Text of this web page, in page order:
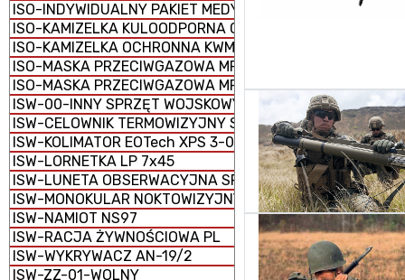
ISO-INDYWIDUALNY PAKIET MEDYCZNY IPMED 45 WP
ISO-KAMIZELKA KULOODPORNA GRYF PLATE CARRIER
ISO-KAMIZELKA OCHRONNA KWM-02
ISO-MASKA PRZECIWGAZOWA MP-5
ISO-MASKA PRZECIWGAZOWA MP-6
ISW-00-INNY SPRZĘT WOJSKOWY
ISW-CELOWNIK TERMOWIZYJNY SCT-RUBIN
ISW-KOLIMATOR EOTech XPS 3-0
ISW-LORNETKA LP 7x45
ISW-LUNETA OBSERWACYJNA SPOTTER 60
ISW-MONOKULAR NOKTOWIZYJNY MU-3M KOLIBER
ISW-NAMIOT NS97
ISW-RACJA ŻYWNOŚCIOWA PL
ISW-WYKRYWACZ AN-19/2
ISW-ZZ-01-WOLNY